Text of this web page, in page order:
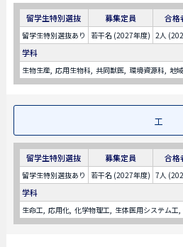
留学生特別選抜 募集定員 合格
留学生特別選抜あり 若干名 (2027年度) 2人
学科
生物生産 応用生物科 共同獣医 環境資源科 地
工
留学生特別選抜 募集定員 合格
留学生特別選抜あり 若干名 (2027年度) 7人
学科
生命工 応用化 化学物理工 生体医用システム工